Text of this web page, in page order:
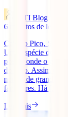
IATI Blog
6
minutos de leitura
Cais do Pico, São
Uma espécie de
postal, onde o
do Pico. Assim
nomes de grandes
familiares. Há [...]
Ler mais